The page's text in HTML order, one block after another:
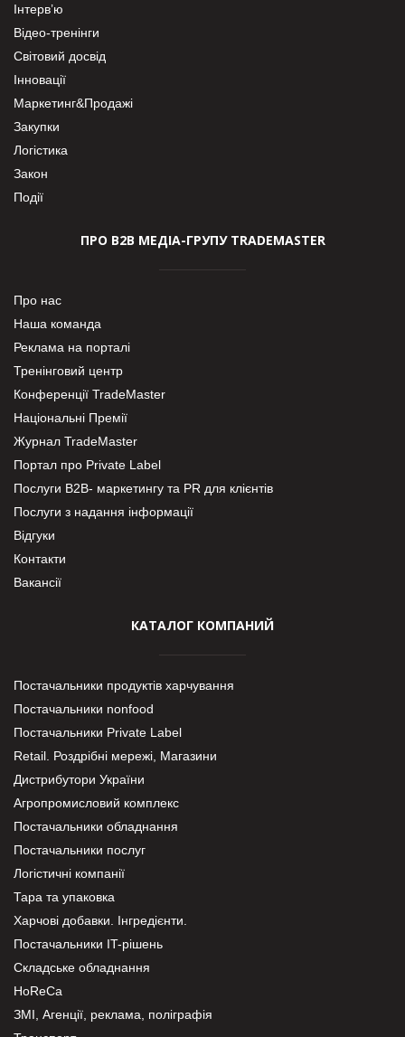
Інтерв’ю
Відео-тренінги
Світовий досвід
Інновації
Маркетинг&Продажі
Закупки
Логістика
Закон
Події
ПРО В2В МЕДІА-ГРУПУ TRADEMASTER
Про нас
Наша команда
Реклама на порталі
Тренінговий центр
Конференції TradeMaster
Національні Премії
Журнал TradeMaster
Портал про Private Label
Послуги В2В- маркетингу та PR для клієнтів
Послуги з надання інформації
Відгуки
Контакти
Вакансії
КАТАЛОГ КОМПАНИЙ
Постачальники продуктів харчування
Постачальники nonfood
Постачальники Private Label
Retail. Роздрібні мережі, Магазини
Дистрибутори України
Агропромисловий комплекс
Постачальники обладнання
Постачальники послуг
Логістичні компанії
Тара та упаковка
Харчові добавки. Інгредієнти.
Постачальники IT-рішень
Складське обладнання
HoReCa
ЗМІ, Агенції, реклама, поліграфія